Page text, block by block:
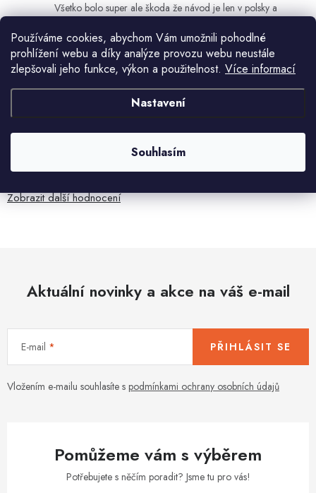
Používáme cookies, abychom Vám umožnili pohodlné
prohlížení webu a díky analýze provozu webu neustále
zlepšovali jeho funkce, výkon a použitelnost. Více informací
Nastavení
Souhlasím
Všetko bolo super ale škoda že návod je len v polsky a
Gabriela Březinová Vágnerová
5.8.2026
Velmi rychlé odeslání. Spokojenost
5.8.2026
Je sice větší ale vypadá dobře
Zobrazit další hodnocení
Aktuální novinky a akce na váš e-mail
E-mail
Vložením e-mailu souhlasíte s podmínkami ochrany osobních údajů
PŘIHLÁSIT SE
Pomůžeme vám s výběrem
Potřebujete s něčím poradit? Jsme tu pro vás!